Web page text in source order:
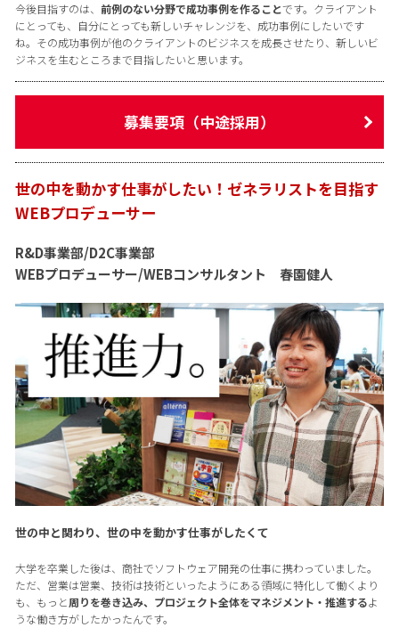
今後目指すのは、 前例のない分野で成功事例を作ることです。クライアント
にとっても、自分にとっても新しいチャレンジを、成功事例にしたいです
ね。その成功事例が他のクライアントのビジネスを成長させたり、新しいビ
ジネスを生むところまで目指したいと思います。
募集要項（中途採用）
世の中を動かす仕事がしたい！ゼネラリストを目指す
WEBプロデューサー
R&D事業部/D2C事業部
WEBプロデューサー/WEBコンサルタント 春園健人
世の中と関わり、世の中を動かす仕事がしたくて
大学を卒業した後は、商社でソフトウェア開発の仕事に携わっていました。
ただ、営業は営業、技術は技術といったようにある領域に特化して働くより
も、もっと周りを巻き込み、プロジェクト全体をマネジメント・推進するよ
うな働き方がしたかったんです。